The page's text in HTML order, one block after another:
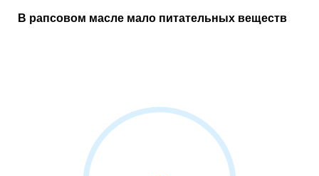
В рапсовом масле мало питательных веществ